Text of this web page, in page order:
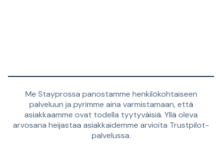
Me Stayprossa panostamme henkilökohtaiseen
palveluun ja pyrimme aina varmistamaan, että
asiakkaamme ovat todella tyytyväisiä. Yllä oleva
arvosana heijastaa asiakkaidemme arvioita Trustpilot-
palvelussa.